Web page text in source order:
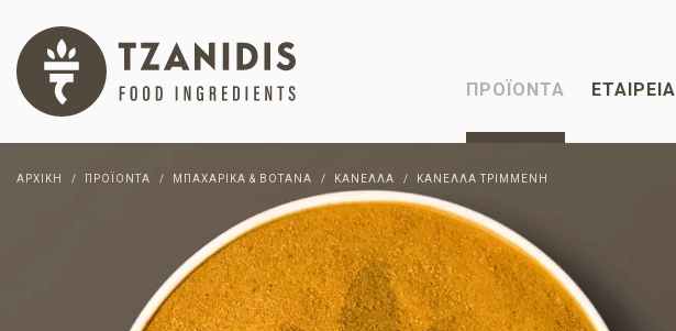
ΠΡΟΪΌΝΤΑ ΕΤΑΙΡΕΊΑ
ΑΡΧΙΚΉ ΠΡΟΪΌΝΤΑ ΜΠΑΧΑΡΙΚΆ & ΒΌΤΑΝΑ ΚΑΝΈΛΛΑ ΚΑΝΈΛΛΑ ΤΡΙΜΜΈΝΗ